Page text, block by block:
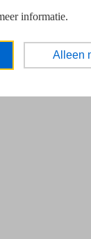
informatie.
Alleen